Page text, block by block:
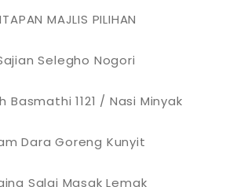
MAJLIS PILIHAN
Selegho Nogori
Basmathi 1121 / Nasi Minyak
Dara Goreng Kunyit
Salai Masak Lemak